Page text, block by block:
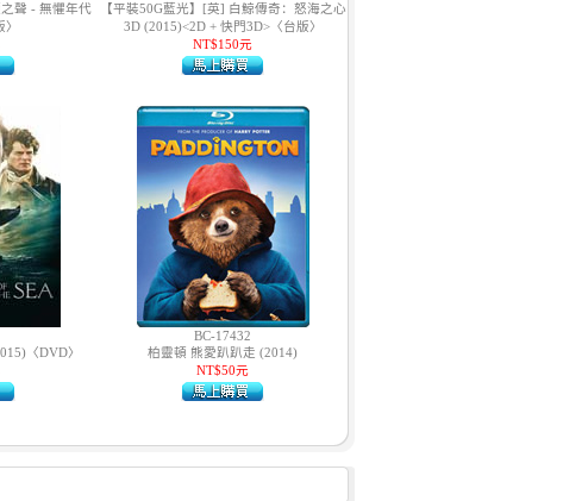
聲 - 無懼年代
【平裝50G藍光】[英] 白鯨傳奇：怒海之心
3D (2015)<2D + 快門3D>〈台版〉
NT$150元
〈DVD〉
BC-17432
柏靈頓 熊愛趴趴走 (2014)
NT$50元